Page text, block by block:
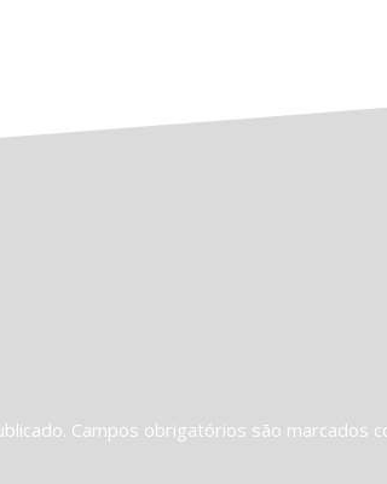
Campos obrigatórios são marcados